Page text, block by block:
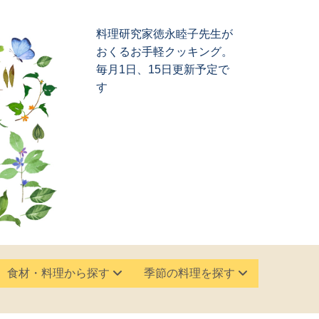
料理研究家徳永睦子先生が
おくるお手軽クッキング。
毎月1日、15日更新予定で
す
食材・料理から探す 季節の料理を探す